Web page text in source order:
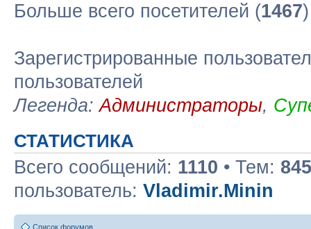
Больше всего посетителей (1467
Зарегистрированные
пользователей
Легенда:Администраторы,
СТАТИСТИКА
Всего сообщений: 1110 • Тем: 845
пользователь: Vladimir.Minin
Список форумов